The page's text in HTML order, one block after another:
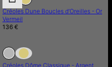
Créoles Dune Boucles d’Oreilles - Or
Vermeil
136 €
En Rupture de Stock
En Rupture de Stock
Créoles Dôme Classique - Argent